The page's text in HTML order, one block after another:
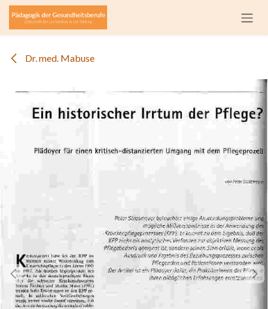
Zum Inhalt springen
Dr. med. Mabuse